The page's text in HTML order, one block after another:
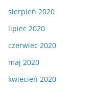
sierpień 2020
lipiec 2020
czerwiec 2020
maj 2020
kwiecień 2020